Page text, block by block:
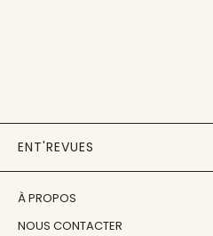
ENT'REVUES
À PROPOS
NOUS CONTACTER